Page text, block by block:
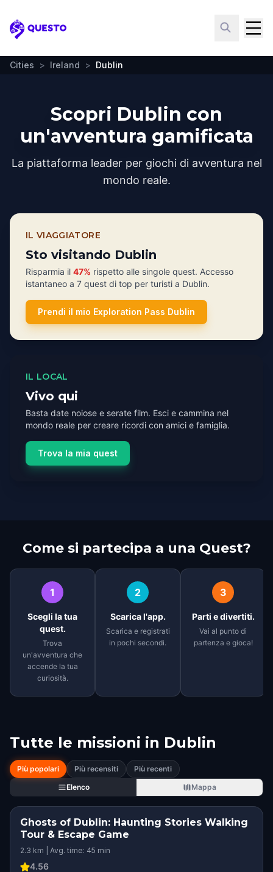
Questo
Cities > Ireland > Dublin
Scopri Dublin con
un'avventura gamificata
La piattaforma leader per giochi di avventura nel
mondo reale.
IL VIAGGIATORE
Sto visitando Dublin
Risparmia il 47% rispetto alle singole quest. Accesso
istantaneo a 7 quest di top per turisti a Dublin.
Prendi il mio Exploration Pass Dublin
IL LOCAL
Vivo qui
Basta date noiose e serate film. Esci e cammina nel
mondo reale per creare ricordi con amici e famiglia.
Trova la mia quest
Come si partecipa a una Quest?
1
Scegli la tua
quest.
Trova
un'avventura che
accende la tua
curiosità.
2
Scarica l'app.
Scarica e registrati
in pochi secondi.
3
Parti e divertiti.
Vai al punto di
partenza e gioca!
Tutte le missioni in Dublin
Più popolari Più recensiti
Più recenti
Elenco
Mappa
Ghosts of Dublin: Haunting Stories Walking
Tour & Escape Game
2.3 km | Avg. time: 45 min
4.56